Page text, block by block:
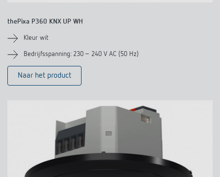
thePixa P360 KNX UP WH
Kleur wit
Bedrijfsspanning: 230 – 240 V AC (50 Hz)
Naar het product